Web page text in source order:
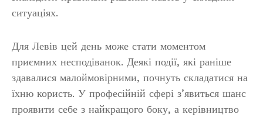
ситуаціях.
Для Левів цей день може стати моментом
приємних несподіванок. Деякі події, які раніше
здавалися малоймовірними, почнуть складатися на
їхню користь. У професійній сфері з’явиться шанс
проявити себе з найкращого боку, а керівництво